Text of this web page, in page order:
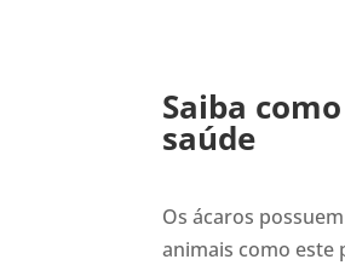
Saiba
saúde
Os ácaros
animais como este